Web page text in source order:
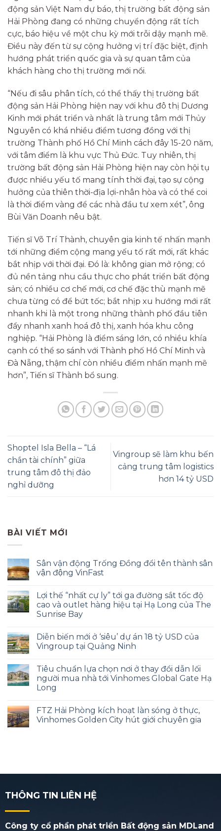
động sản Việt Nam dự báo, thị trường bất động sản
Hải Phòng đang có những chuyển động rất tích
cực, báo hiệu về một chu kỳ mới trỗi dậy mạnh mẽ.
Điều này đến từ sự cộng hưởng vị trí đặc biệt, định
hướng phát triển quốc gia và sự quan tâm của
khách hàng cho thị trường mới nổi.
“Nếu đi sâu phân tích, có thể thấy thị trường bất
động sản Hải Phòng hiện nay với khu đô thị Dương
Kinh mới phát triển và nhất là trung tâm mới Thủy
Nguyên có khá nhiều điểm tương đồng với thị
trường Thành phố Hồ Chí Minh cách đây 15-20 năm,
với tâm điểm là khu vực Thủ Đức. Tuy nhiên, thị
trường bất động sản Hải Phòng hiện nay còn hội tụ
được nhiều yếu tố mang tính thời đại, tạo sự cộng
hưởng của thiên thời-địa lợi-nhân hòa và có thể coi
là thời điểm vàng để các nhà đầu tư xem xét”, ông
Bùi Văn Doanh nêu bật.
Tiến sĩ Võ Trí Thành, chuyên gia kinh tế nhấn mạnh
tới những điểm cộng mang yếu tố rất mới, rất khác
bắt nhịp với thời đại. Đó là: không gian mở rộng; có
đủ nền tảng nhu cầu thực cho phát triển bất động
sản; có nhiều cơ chế mới, cơ chế đặc thù mạnh mẽ
chưa từng có để bứt tốc; bắt nhịp xu hướng mới rất
nhanh khi là một trong những thành phố đầu tiên
đẩy nhanh xanh hoá đô thị, xanh hóa khu công
nghiệp. “Hải Phòng là điểm sáng lớn, có nhiều khía
cạnh có thể so sánh với Thành phố Hồ Chí Minh và
Đà Nẵng, thậm chí còn nhiều điểm nhấn mạnh mẽ
hơn”, Tiến sĩ Thành bổ sung.
Shoptel Isla Bella – “Lá
chắn tài chính” giữa
trung tâm đô thị đảo
nghỉ dưỡng
Vingroup sẽ làm khu bến
cảng trung tâm logistics
hơn 14 tỷ USD
BÀI VIẾT MỚI
Sân vận động Trống Đồng đổi tên thành sân
vận động VinFast
Lợi thế “nhất cự ly” tới ga đường sắt tốc độ
cao và outlet hàng hiệu tại Hạ Long của The
Sunrise Bay
Diễn biến mới ở ‘siêu’ dự án 18 tỷ USD của
Vingroup tại Quảng Ninh
Tiêu chuẩn lựa chọn nơi ở thay đổi dẫn lối
người mua nhà tới Vinhomes Global Gate Hạ
Long
FTZ Hải Phòng kích hoạt làn sóng ở thực,
Vinhomes Golden City hút giới chuyên gia
THÔNG TIN LIÊN HỆ
Công ty cổ phần phát triển Bất động sản MDLand